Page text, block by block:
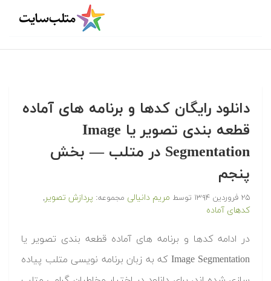
دانلود رایگان کدها و برنامه های آماده
قطعه بندی تصویر یا Image
Segmentation در متلب‬‬ — بخش
پنجم
۲۵ فروردین ۱۳۹۴ توسط مریم دانیالی مجموعه: پردازش تصویر,
کدهای آماده
‫در ادامه کدها و برنامه های آماده قطعه بندی تصویر یا
Image Segmentation که به زبان برنامه نویسی متلب پیاده